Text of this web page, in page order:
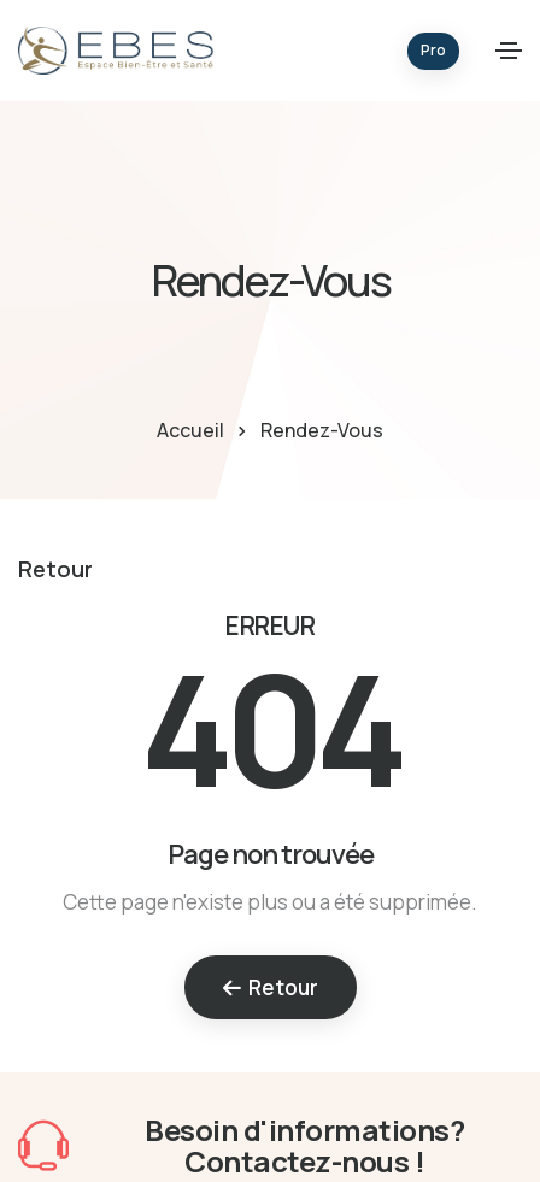
Pro
Rendez-Vous
Accueil Rendez-Vous
Retour
ERREUR
404
Page non trouvée
Cette page n'existe plus ou a été supprimée.
Retour
Besoin d'informations?
Contactez-nous !